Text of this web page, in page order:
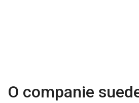
O companie